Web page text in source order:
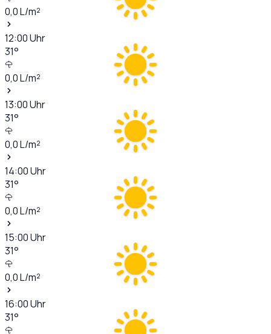
0,0L/m²
12:00Uhr
31°
0,0L/m²
13:00Uhr
31°
0,0L/m²
14:00Uhr
31°
0,0L/m²
15:00Uhr
31°
0,0L/m²
16:00Uhr
31°